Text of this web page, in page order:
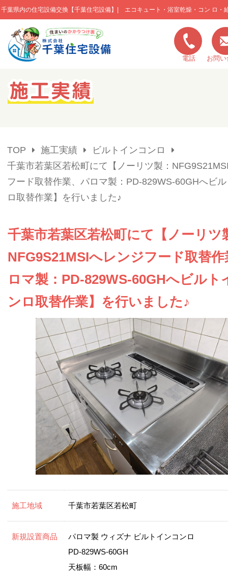
千葉県内の住宅設備交換【千葉住宅設備】| エコキュート・浴室乾燥・コン ロ・
このページの本文へ移動
電話 お問
キャンペーン一覧
弊社の特色
お問い合わせ
TOP 施工実績
ビルトインコンロ
千葉市若葉区若松町にて【ノーリツ製：
フード取替作業、パロマ製：PD-829WS-60GHへビ
ロ取替作業】を行いました♪
千葉市若葉区若松町にて【ノーリツ
NFG9S21MSIへレンジフード取替
ロマ製：PD-829WS-60GHへビルト
ンロ取替作業】を行いました♪
施工地域 千葉市若葉区若松町
新規設置商品
パロマ製 ウィズナ ビルトインコンロ
PD-829WS-60GH
天板幅：60cm